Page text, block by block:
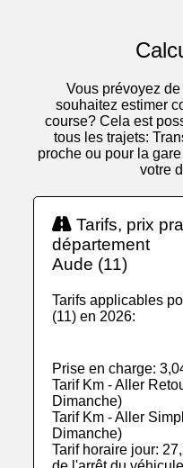
Vous prévoyez
souhaitez estimer
course? Cela est
tous les trajets:
proche ou pour la
votre
Tarifs, prix
département
Aude (11)
Tarifs applicables
(11) en 2026:
Prise en charge:
Tarif Km - Aller
Dimanche)
Tarif Km - Aller
Dimanche)
Tarif horaire jour: